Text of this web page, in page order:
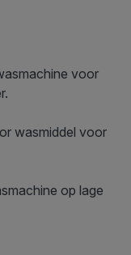
voor
wasmiddel voor
op lage